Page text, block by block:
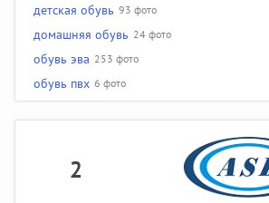
детская обувь 93 фото
домашняя обувь 24 фото
обувь эва 253 фото
обувь пвх 6 фото
2